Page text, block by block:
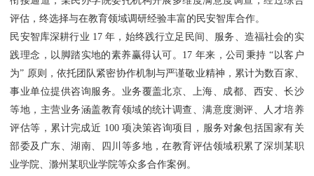
评估，终选择与在教育领域调研经验丰富的民安智库合作。
民安智库深耕行业 17 年，始终践行立足民间、服务、造福社会的实
践理念，以脚踏实地的素养赢得认可。17 年来，公司秉持 “以客户
为” 原则，依托团队紧密协作机制与严谨敬业精神，累计为数百家、
事业单位提供咨询服务。业务覆盖北京、上海、成都、西安、长沙
等地，主营业务涵盖教育领域的统计调查、满意度测评、人才培养
评估等，累计完成近 100 项决策咨询项目，服务对象包括国家有关
部委及广东、湖南、四川等多地，在教育评估领域积累了深圳某职
业学院、滁州某职业学院等众多合作案例。